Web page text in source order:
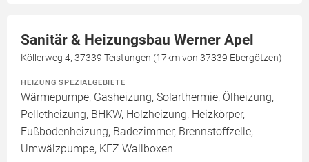
Sanitär & Heizungsbau Werner Apel
Köllerweg 4, 37339 Teistungen (17km von 37339 Ebergötzen)
HEIZUNG SPEZIALGEBIETE
Wärmepumpe, Gasheizung, Solarthermie, Ölheizung,
Pelletheizung, BHKW, Holzheizung, Heizkörper,
Fußbodenheizung, Badezimmer, Brennstoffzelle,
Umwälzpumpe, KFZ Wallboxen